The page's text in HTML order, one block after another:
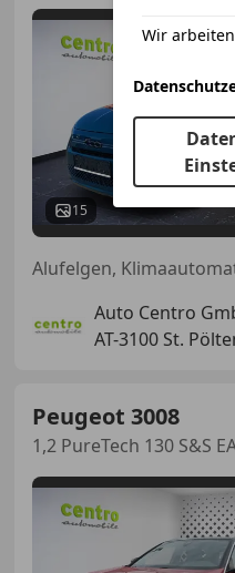
15
Auto Centro
AT-3100 St.
Peugeot 3008
1,2 PureTech 130 S&S
Wir